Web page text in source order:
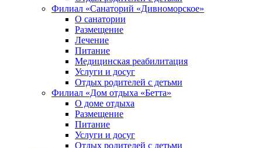
Филиал «Санаторий «Дивноморское»
О санатории
Размещение
Лечение
Питание
Медицинская реабилитация
Услуги и досуг
Отдых родителей с детьми
Филиал «Дом отдыха «Бетта»
О доме отдыха
Размещение
Питание
Услуги и досуг
Отдых родителей с детьми